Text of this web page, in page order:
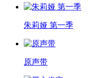
朱莉娅 第一季
原声带